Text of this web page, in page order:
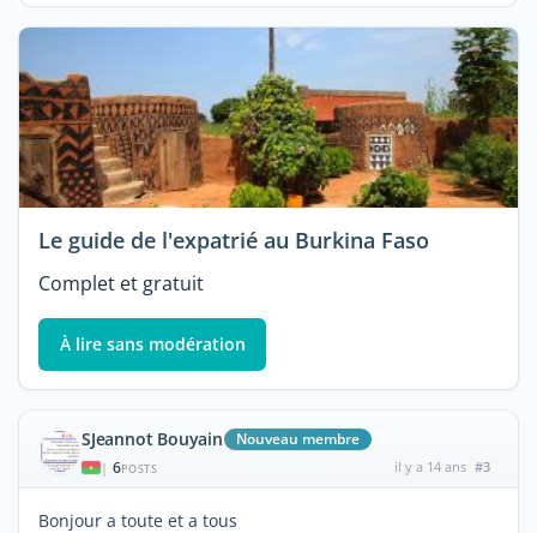
Le guide de l'expatrié au Burkina Faso
Complet et gratuit
À lire sans modération
SJeannot Bouyain Nouveau membre
| 6POSTS il y a 14 ans #3
Bonjour a toute et a tous